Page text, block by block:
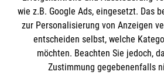
Datenschutz
Kontakt
Barrierefreiheit
Die Malteser
Malteser in Deutschland
wie z.B. Google Ads, eingesetzt. Das
zur Personalisierung von Anzeigen
entscheiden selbst, welche
möchten. Beachten Sie jedoch,
Zustimmung gegebenenfalls